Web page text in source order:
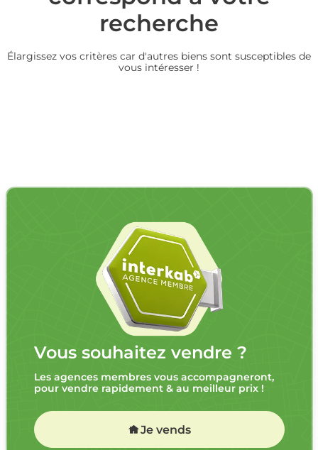
recherche
Élargissez vos critères car d'autres biens sont susceptibles de
vous intéresser !
Vous souhaitez vendre ?
Les agences membres vous accompagneront,
pour vendre rapidement & au meilleur prix !
Je vends